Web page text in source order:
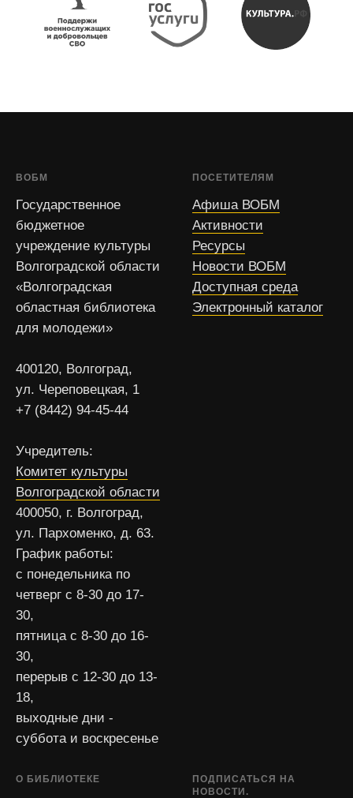
ВОБМ
Государственное
бюджетное
учреждение культуры
Волгоградской области
«Волгоградская
областная библиотека
для молодежи»
400120, Волгоград,
ул. Череповецкая, 1
+7 (8442) 94-45-44
Учредитель:
Комитет культуры
Волгоградской области
400050, г. Волгоград,
ул. Пархоменко, д. 63.
График работы:
с понедельника по
четверг с 8-30 до 17-
30,
пятница с 8-30 до 16-
30,
перерыв с 12-30 до 13-
18,
выходные дни -
суббота и воскресенье
ПОСЕТИТЕЛЯМ
Афиша ВОБМ
Активности
Ресурсы
Новости ВОБМ
Доступная среда
Электронный каталог
О БИБЛИОТЕКЕ
ПОДПИСАТЬСЯ НА
НОВОСТИ.